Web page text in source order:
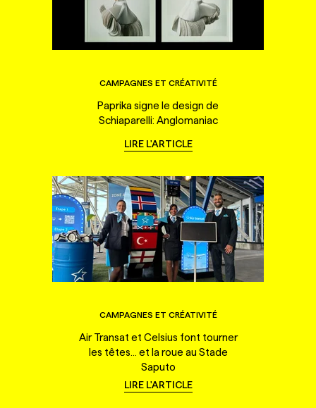
CAMPAGNES ET CRÉATIVITÉ
Paprika signe le design de
Schiaparelli: Anglomaniac
LIRE L'ARTICLE
CAMPAGNES ET CRÉATIVITÉ
Air Transat et Celsius font tourner
les têtes... et la roue au Stade
Saputo
LIRE L'ARTICLE